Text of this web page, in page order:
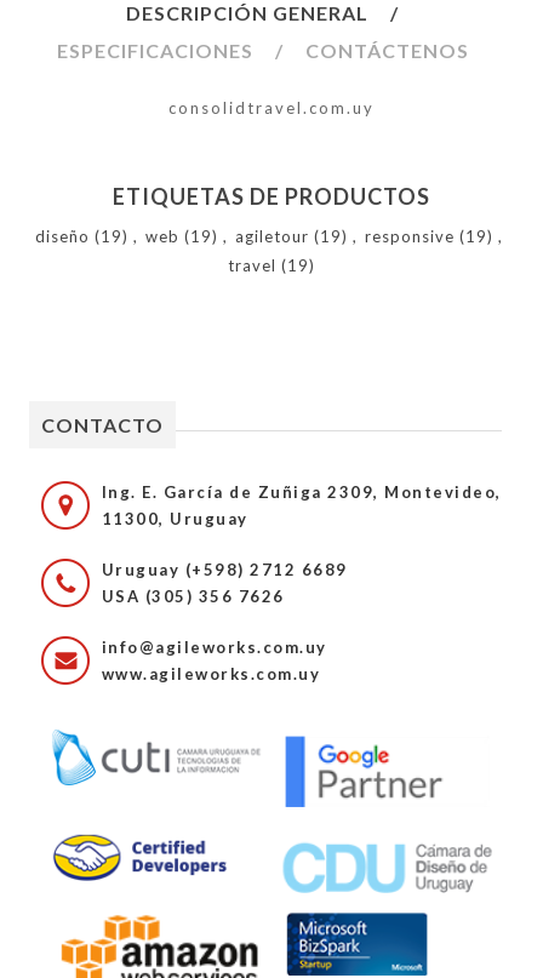
DESCRIPCIÓN GENERAL
ESPECIFICACIONES
CONTÁCTENOS
consolidtravel.com.uy
ETIQUETAS DE PRODUCTOS
diseño (19) , web (19) , agiletour (19) , responsive (19) ,
travel (19)
CONTACTO
Ing. E. García de Zuñiga 2309, Montevideo,
11300, Uruguay
Uruguay (+598) 2712 6689
USA (305) 356 7626
info@agileworks.com.uy
www.agileworks.com.uy